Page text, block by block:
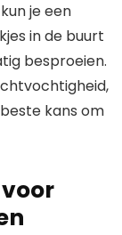
je een
in de buurt
besproeien.
kans om